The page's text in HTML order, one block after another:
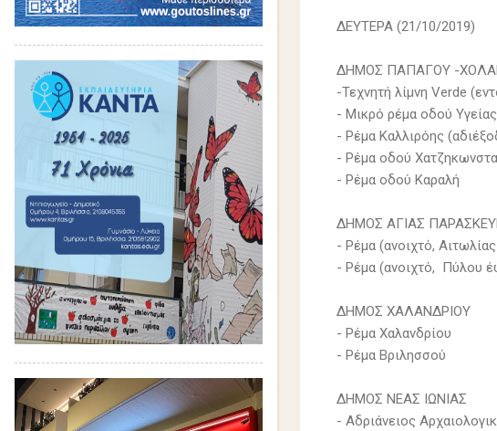
ΔΕΥΤΕΡΑ (21/10/2019)
ΔΗΜΟΣ ΠΑΠΑΓΟΥ -
-Τεχνητή λίμνη Verde
- Μικρό ρέμα οδού
- Ρέμα Καλλιρόης
- Ρέμα οδού
- Ρέμα οδού Καραλή
ΔΗΜΟΣ ΑΓΙΑΣ
- Ρέµα (ανοιχτό,
- Ρέµα (ανοιχτό, Πύλου
ΔΗΜΟΣ ΧΑΛΑΝΔΡΙΟΥ
- Ρέμα Χαλανδρίου
- Ρέμα Βριλησσού
ΔΗΜΟΣ ΝΕΑΣ ΙΩΝΙΑΣ
- Αδριάνειος